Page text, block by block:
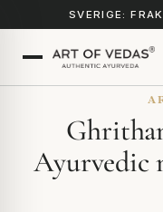
SVERIGE:
Ayurvedic